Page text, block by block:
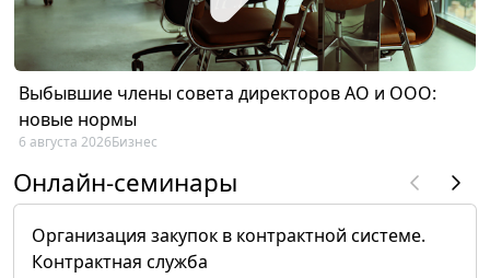
Выбывшие члены совета директоров АО и ООО:
новые нормы
6 августа 2026Бизнес
Онлайн-семинары
Организация закупок в контрактной системе.
Контрактная служба